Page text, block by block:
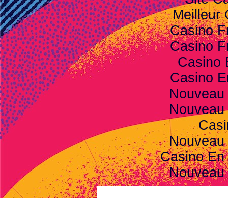
Meilleur
Casino
Casino
Casino
Casino
Casino